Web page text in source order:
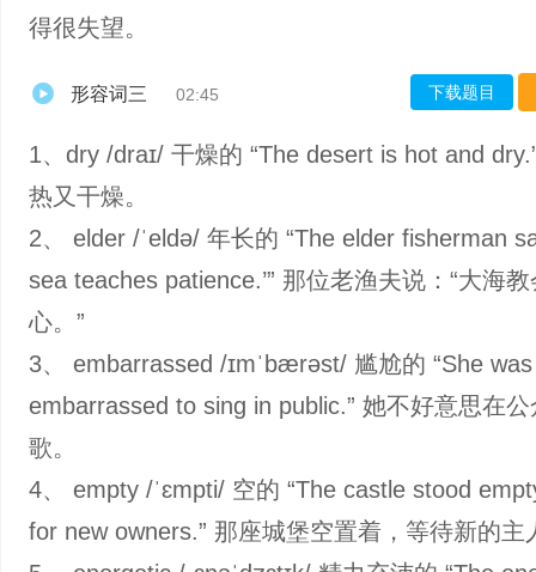
得很失望。
形容词三 02:45 下载题目
1、dry /draɪ/ 干燥的 “The desert is hot and
热又干燥。
2、 elder /ˈeldə/ 年长的 “The elder fisherman
sea teaches patience.’” 那位老渔夫说：“大海
心。”
3、 embarrassed /ɪmˈbærəst/ 尴尬的 “She was
embarrassed to sing in public.” 她不好意思在
歌。
4、 empty /ˈɛmpti/ 空的 “The castle stood
for new owners.” 那座城堡空置着，等待新的主